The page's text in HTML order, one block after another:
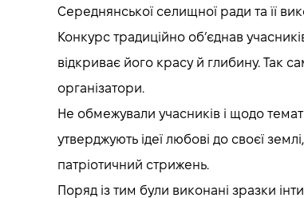
Середнянської селищної ради та її
Конкурс традиційно об’єднав
відкриває його красу й глибину. Так
організатори.
Не обмежували учасників і щодо
утверджують ідеї любові до своєї
патріотичний стрижень.
Поряд із тим були виконані зразки